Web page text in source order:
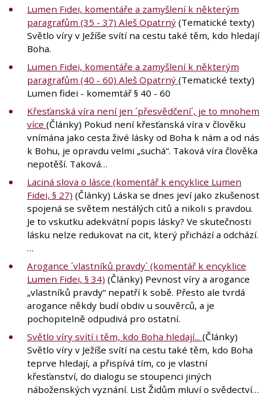
Lumen Fidei, komentáře a zamyšlení k některým
paragrafům (35 - 37) Aleš Opatrný (Tematické texty)
Světlo víry v Ježíše svítí na cestu také těm, kdo hledají
Boha.
Lumen Fidei, komentáře a zamyšlení k některým
paragrafům (40 - 60) Aleš Opatrný (Tematické texty)
Lumen fidei - komemtář § 40 - 60
Křesťanská víra není jen ´přesvědčení´, je to mnohem
více (Články) Pokud není křesťanská víra v člověku
vnímána jako cesta živé lásky od Boha k nám a od nás
k Bohu, je opravdu velmi „suchá“. Taková víra člověka
nepotěší. Taková…
Laciná slova o lásce (komentář k encyklice Lumen
Fidei, § 27) (Články) Láska se dnes jeví jako zkušenost
spojená se světem nestálých citů a nikoli s pravdou.
Je to vskutku adekvátní popis lásky? Ve skutečnosti
lásku nelze redukovat na cit, který přichází a odchází.
…
Arogance ´vlastníků pravdy´ (komentář k encyklice
Lumen Fidei, § 34) (Články) Pevnost víry a arogance
„vlastníků pravdy“ nepatří k sobě. Přesto ale tvrdá
arogance někdy budí obdiv u souvěrců, a je
pochopitelně odpudivá pro ostatní.
Světlo víry svítí i těm, kdo Boha hledají... (Články)
Světlo víry v Ježíše svítí na cestu také těm, kdo Boha
teprve hledají, a přispívá tím, co je vlastní
křesťanství, do dialogu se stoupenci jiných
náboženských vyznání. List Židům mluví o svědectví…